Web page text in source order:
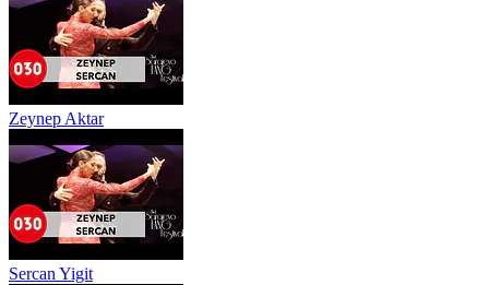
Zeynep Aktar
Sercan Yigit